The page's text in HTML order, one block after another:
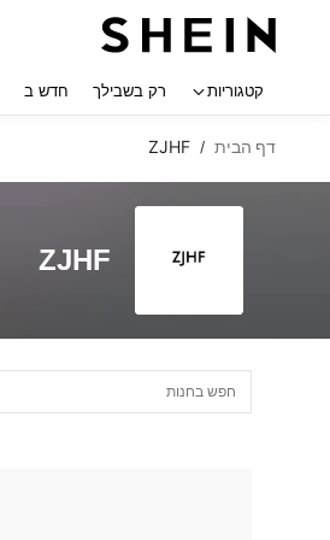
קטגוריות רק בשבילך חדש ב
דף הבית /
ZJHF
ZJHF